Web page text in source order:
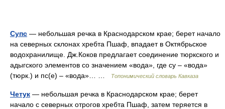
Супс — небольшая речка в Краснодарском крае; берет начало
на северных склонах хребта Пшаф, впадает в Октябрьское
водохранилище. Дж.Коков предлагает соединение тюркского и
адыгского элементов со значением «вода», где су – «вода»
(тюрк.) и пс(е) – «вода»… …
Топонимический словарь Кавказа
Четук — небольшая речка в Краснодарском крае; берет
начало с северных отрогов хребта Пшаф, затем теряется в